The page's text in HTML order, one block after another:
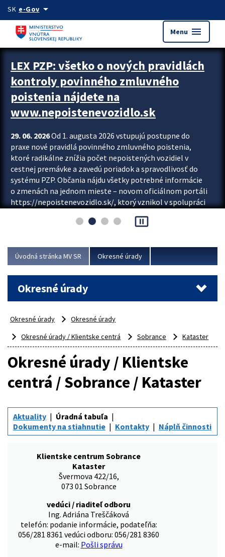
Preskocit na hlavný obsah
SK e-Govarrow_drop_down
Menu menu
Zastavit automatický posun upútavok
LEX PZP: všetko o nových pravidlách
kontroly povinného zmluvného
poistenia nájdete na
www.nepoistenevozidlo.sk
29. 06. 2026Od 1. augusta 2026 vstupujú postupne do
praxe nové pravidlá povinného zmluvného poistenia,
ktoré radikálne znížia počet nepoistených vozidiel v
cestnej premávke a zavedú poriadok a spravodlivosť do
systému PZP. Občania nájdu všetky potrebné informácie
o zmenách na jednom mieste – novom oficiálnom portáli
https://nepoistenevozidlo.sk/, ktorý vznikol v spolupráci
asociácie poisťovní (SLASPO) a Ministerstva vnútra SR.
Viac
pause_presentation
Úvodná stránka MV SR Okresné úrady
Okresné úrady
Okresné úrady
Okresné úrady
Okresné úrady / Klientske centrá
Sobrance Kataster
Okresné úrady / Klientske
centrá / Sobrance / Kataster
Aktuality
Úradná tabuľa
Dokumenty na stiahnutie
Kontakty Náplň činnosti
Klientske centrum Sobrance
Kataster
Švermova 422/16,
073 01 Sobrance
vedúci / riaditeľ odboru
Ing. Adriána Treščáková
telefón: podanie informácie, podateľňa:
056/281 8361 vedúci odboru: 056/281 8360
e-mail: Pošli správu